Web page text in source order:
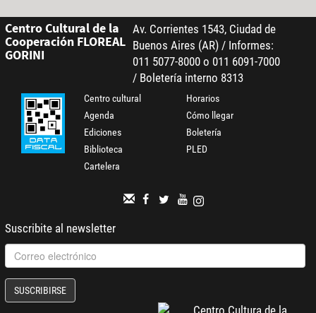
Centro Cultural de la
Cooperación FLOREAL
GORINI
Av. Corrientes 1543, Ciudad de
Buenos Aires (AR) / Informes:
011 5077-8000 o 011 6091-7000
/ Boletería interno 8313
Centro cultural
Agenda
Ediciones
Biblioteca
Cartelera
Horarios
Cómo llegar
Boletería
PLED
Suscribite al newsletter
SUSCRIBIRSE